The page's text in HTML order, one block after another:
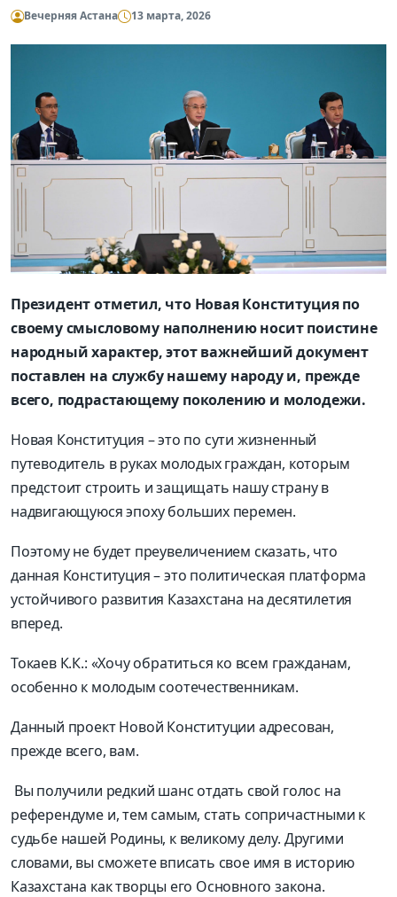
Вечерняя Астана 13 марта, 2026
Президент отметил, что Новая Конституция по
своему смысловому наполнению носит поистине
народный характер, этот важнейший документ
поставлен на службу нашему народу и, прежде
всего, подрастающему поколению и молодежи.
Новая Конституция – это по сути жизненный
путеводитель в руках молодыхграждан, которым
предстоит строить и защищать нашу страну в
надвигающуюся эпоху больших перемен.
Поэтому не будет преувеличением сказать, что
данная Конституция – это политическая платформа
устойчивого развития Казахстана на десятилетия
вперед.
Токаев К.К.: «Хочу обратиться ко всем гражданам,
особенно к молодым соотечественникам.
Данный проект Новой Конституции адресован,
прежде всего, вам.
Вы получили редкий шанс отдать свой голос на
референдуме и,тем самым, стать сопричастными к
судьбе нашей Родины, к великому делу. Другими
словами, вы сможете вписать свое имя в историю
Казахстана как творцы его Основного закона.